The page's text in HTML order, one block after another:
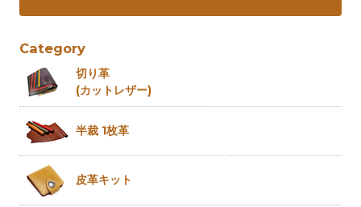
Category
切り革
(カットレザー)
半裁 1枚革
皮革キット